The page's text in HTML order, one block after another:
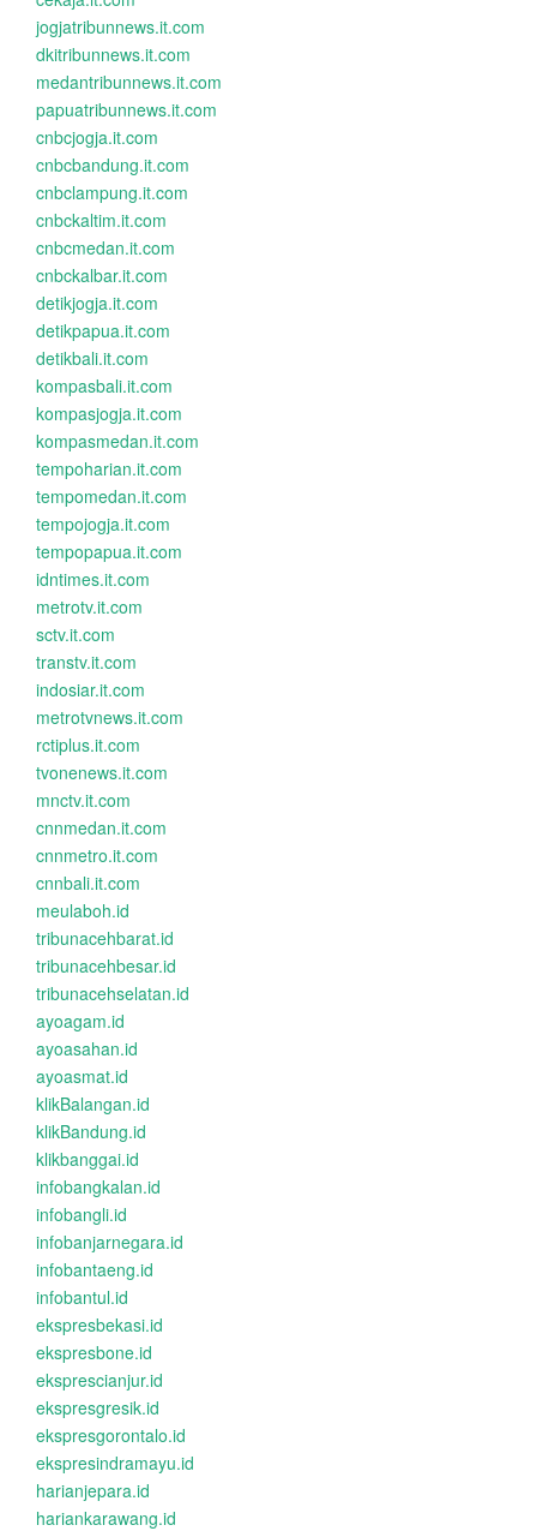
jogjatribunnews.it.com
dkitribunnews.it.com
medantribunnews.it.com
papuatribunnews.it.com
cnbcjogja.it.com
cnbcbandung.it.com
cnbclampung.it.com
cnbckaltim.it.com
cnbcmedan.it.com
cnbckalbar.it.com
detikjogja.it.com
detikpapua.it.com
detikbali.it.com
kompasbali.it.com
kompasjogja.it.com
kompasmedan.it.com
tempoharian.it.com
tempomedan.it.com
tempojogja.it.com
tempopapua.it.com
idntimes.it.com
metrotv.it.com
sctv.it.com
transtv.it.com
indosiar.it.com
metrotvnews.it.com
rctiplus.it.com
tvonenews.it.com
mnctv.it.com
cnnmedan.it.com
cnnmetro.it.com
cnnbali.it.com
meulaboh.id
tribunacehbarat.id
tribunacehbesar.id
tribunacehselatan.id
ayoagam.id
ayoasahan.id
ayoasmat.id
klikBalangan.id
klikBandung.id
klikbanggai.id
infobangkalan.id
infobangli.id
infobanjarnegara.id
infobantaeng.id
infobantul.id
ekspresbekasi.id
ekspresbone.id
eksprescianjur.id
ekspresgresik.id
ekspresgorontalo.id
ekspresindramayu.id
harianjepara.id
hariankarawang.id